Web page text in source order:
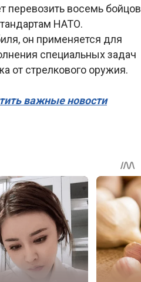
перевозить восемь бойцов
НАТО.
он применяется для
специальных задач
от стрелкового оружия.
важные новости